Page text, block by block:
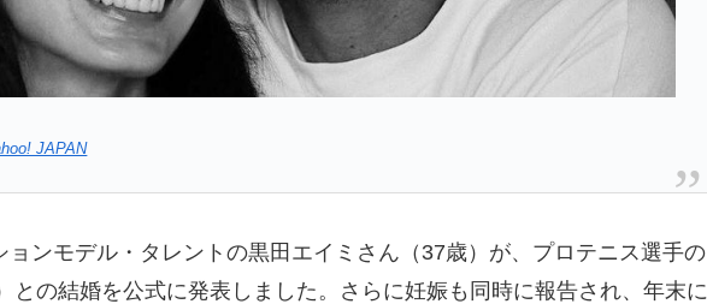
JAPAN
ョンモデル・タレントの黒田エイミさん（37歳）が、プロテニス選手の
との結婚を公式に発表しました。さらに妊娠も同時に報告され、年末に